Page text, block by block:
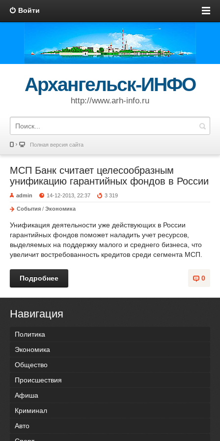
Войти
Архангельск-ИНФО
http://www.arh-info.ru
Полная версия сайта
МСП Банк считает целесообразным
унификацию гарантийных фондов в России
admin 14-12-2013, 22:37 3 319
События / Экономика
Унификация деятельности уже действующих в России
гарантийных фондов поможет наладить учет ресурсов,
выделяемых на поддержку малого и среднего бизнеса, что
увеличит востребованность кредитов среди сегмента МСП.
0
Подробнее
Навигация
Политика
Экономика
Общество
Происшествия
Афиша
Криминал
Авто